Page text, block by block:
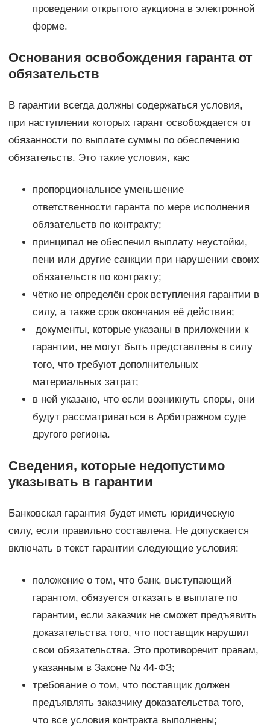
проведении открытого аукциона в электронной
форме.
Основания освобождения гаранта от
обязательств
В гарантии всегда должны содержаться условия,
при наступлении которых гарант освобождается от
обязанности по выплате суммы по обеспечению
обязательств. Это такие условия, как:
пропорциональное уменьшение
ответственности гаранта по мере исполнения
обязательств по контракту;
принципал не обеспечил выплату неустойки,
пени или другие санкции при нарушении своих
обязательств по контракту;
чётко не определён срок вступления гарантии в
силу, а также срок окончания её действия;
документы, которые указаны в приложении к
гарантии, не могут быть представлены в силу
того, что требуют дополнительных
материальных затрат;
в ней указано, что если возникнуть споры, они
будут рассматриваться в Арбитражном суде
другого региона.
Сведения, которые недопустимо
указывать в гарантии
Банковская гарантия будет иметь юридическую
силу, если правильно составлена. Не допускается
включать в текст гарантии следующие условия:
положение о том, что банк, выступающий
гарантом, обязуется отказать в выплате по
гарантии, если заказчик не сможет предъявить
доказательства того, что поставщик нарушил
свои обязательства. Это противоречит правам,
указанным в Законе № 44-ФЗ;
требование о том, что поставщик должен
предъявлять заказчику доказательства того,
что все условия контракта выполнены;